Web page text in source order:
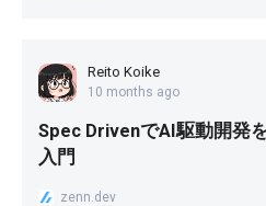
Reito Koike
10 months ago
Spec DrivenでAI駆動開発
入門
zenn.dev